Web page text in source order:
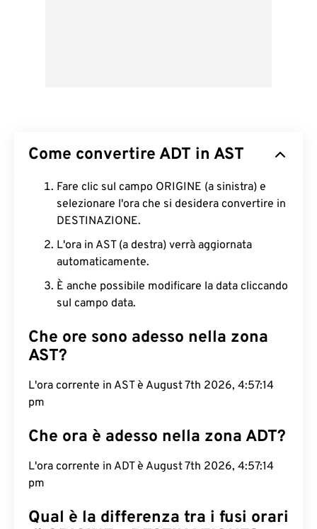
Come convertire ADT in AST
Fare clic sul campo ORIGINE (a sinistra) e
selezionare l'ora che si desidera convertire in
DESTINAZIONE.
L'ora in AST (a destra) verrà aggiornata
automaticamente.
È anche possibile modificare la data cliccando
sul campo data.
Che ore sono adesso nella zona
AST?
L'ora corrente in AST è August 7th 2026, 4:57:15
pm
Che ora è adesso nella zona ADT?
L'ora corrente in ADT è August 7th 2026, 4:57:15
pm
Qual è la differenza tra i fusi orari